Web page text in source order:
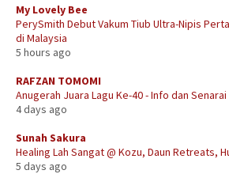
My Lovely Bee
PerySmith Debut Vakum Tiub Ultra-Nipis
di Malaysia
5 hours ago
RAFZAN TOMOMI
Anugerah Juara Lagu Ke-40 - Info dan Senarai
4 days ago
Sunah Sakura
Healing Lah Sangat @ Kozu, Daun Retreats,
5 days ago